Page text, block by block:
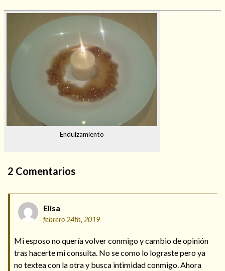
Endulzamiento
2 Comentarios
Elisa
febrero 24th, 2019
Mi esposo no quería volver conmigo y cambio de opinión
tras hacerte mi consulta. No se como lo lograste pero ya
no textea con la otra y busca intimidad conmigo. Ahora